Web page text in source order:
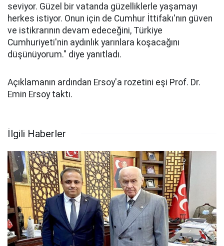
seviyor. Güzel bir vatanda güzelliklerle yaşamayı
herkes istiyor. Onun için de Cumhur İttifakı'nın güven
ve istikrarının devam edeceğini, Türkiye
Cumhuriyeti'nin aydınlık yarınlara koşacağını
düşünüyorum." diye yanıtladı.
Açıklamanın ardından Ersoy'a rozetini eşi Prof. Dr.
Emin Ersoy taktı.
İlgili Haberler